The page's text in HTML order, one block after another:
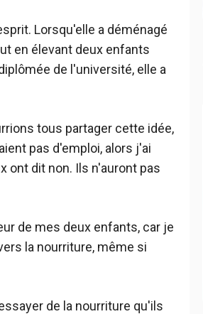
Lorsqu'elle a déménagé
en élevant deux enfants
de l'université, elle a
tous partager cette idée,
pas d'emploi, alors j'ai
ont dit non. Ils n'auront pas
de mes deux enfants, car je
la nourriture, même si
de la nourriture qu'ils